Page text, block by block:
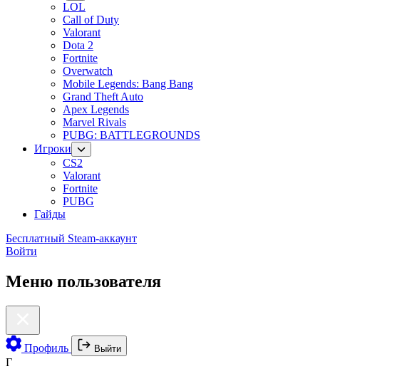
LOL
Call of Duty
Valorant
Dota 2
Fortnite
Overwatch
Mobile Legends: Bang Bang
Grand Theft Auto
Apex Legends
Marvel Rivals
PUBG: BATTLEGROUNDS
Игроки
CS2
Valorant
Fortnite
PUBG
Гайды
Бесплатный Steam-аккаунт
Войти
Меню пользователя
Профиль Выйти
Г